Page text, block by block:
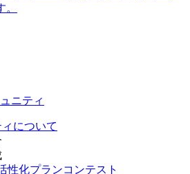
について
性化プランコンテスト